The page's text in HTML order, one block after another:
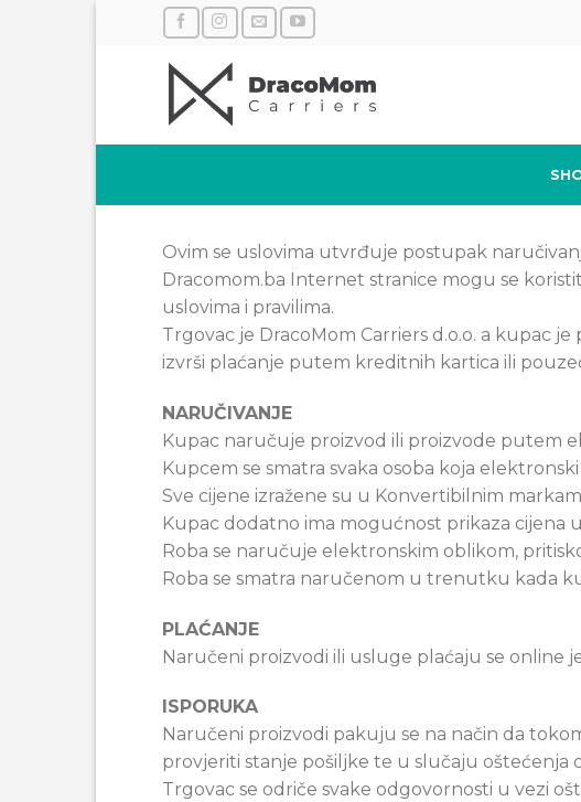
Ovim se uslovima utvrđuje postupak
Dracomom.ba Internet stranice mogu se
uslovima i pravilima.
Trgovac je DracoMom Carriers d.o.o. a kupac
izvrši plaćanje putem kreditnih kartica ili
NARUČIVANJE
Kupac naručuje proizvod ili proizvode putem
Kupcem se smatra svaka osoba koja
Sve cijene izražene su u Konvertibilnim
Kupac dodatno ima mogućnost prikaza cijena
Roba se naručuje elektronskim oblikom,
Roba se smatra naručenom u trenutku kada
PLAĆANJE
Naručeni proizvodi ili usluge plaćaju se online
ISPORUKA
Naručeni proizvodi pakuju se na način da
provjeriti stanje pošiljke te u slučaju oštećenja
Trgovac se odriče svake odgovornosti u vezi